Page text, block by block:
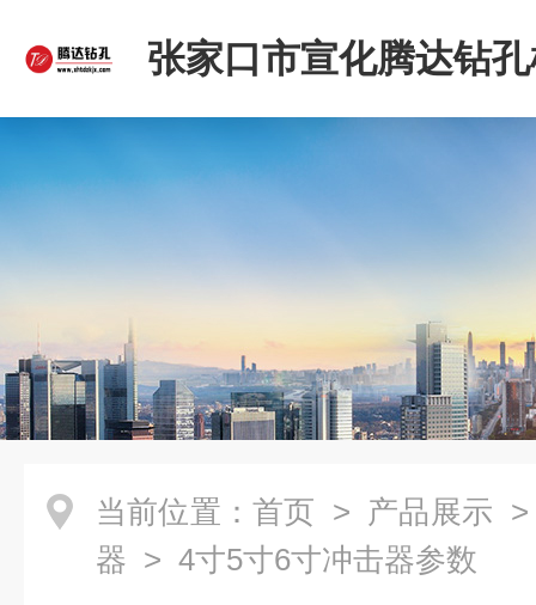
张家口市宣化腾达钻
限公司
当前位置： 首页 > 产品展示
器 > 4寸5寸6寸冲击器参数